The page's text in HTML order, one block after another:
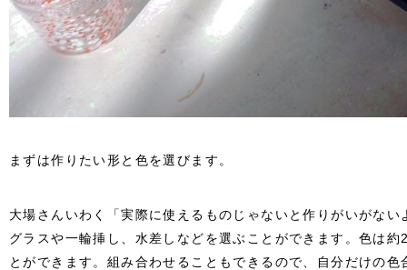
まずは作りたい形と色を選びます。
大場さんいわく「実際に使えるものじゃないと作りがいがな
グラスや一輪挿し、水差しなどを選ぶことができます。色は
とができます。組み合わせることもできるので、自分だけの